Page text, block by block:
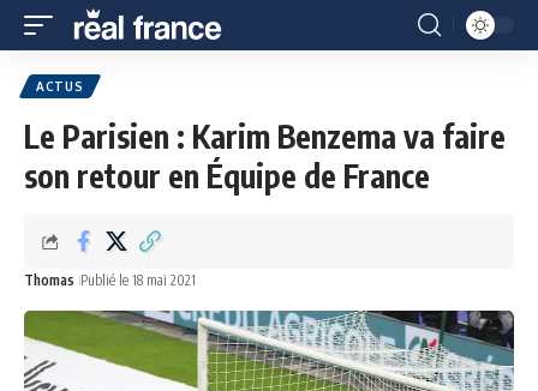
ACTUS
Le Parisien : Karim Benzema va faire
son retour en Équipe de France
Thomas Publié le 18 mai 2021